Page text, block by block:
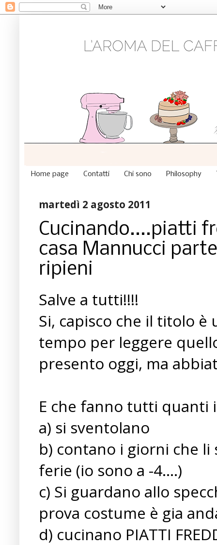
Home page Contatti Chi sono Philosophy
martedì 2 agosto 2011
Cucinando....piatti
casa Mannucci
ripieni
Salve a tutti!!!!
Si, capisco che il titolo
tempo per leggere
presento oggi, ma
E che fanno tutti quanti
a) si sventolano
b) contano i giorni che
ferie (io sono a -4....)
c) Si guardano allo
prova costume è gia
d) cucinano PIATTI